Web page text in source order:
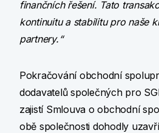
finančních řešení. Tato
kontinuitu a stabilitu pro naše
partnery.“
Pokračování obchodní
dodavatelů společných pro
zajistí Smlouva o obchodní
obě společnosti dohodly